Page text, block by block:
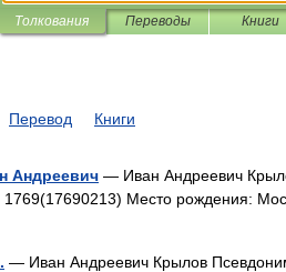
Толкования Переводы Книги
Перевод Книги
Андреевич — Иван Андреевич
Место рождения:
— Иван Андреевич Крылов